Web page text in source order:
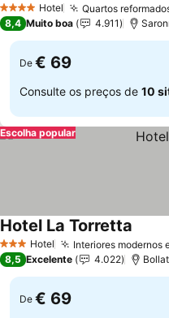
4 EstrelasHotel Quartos
8,4 Muito boa 4.911
De € 69
Consulte os preços de 10
Escolha popular
3 EstrelasHotel Interiores modernos
Hotel La Torretta
8,5 Excelente 4.022
De € 69